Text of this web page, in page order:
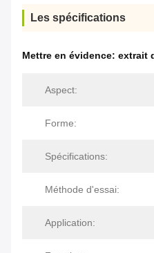
Les spécifications
Mettre en évidence: extrait
Aspect:
Forme:
Spécifications:
Méthode d'essai:
Application: